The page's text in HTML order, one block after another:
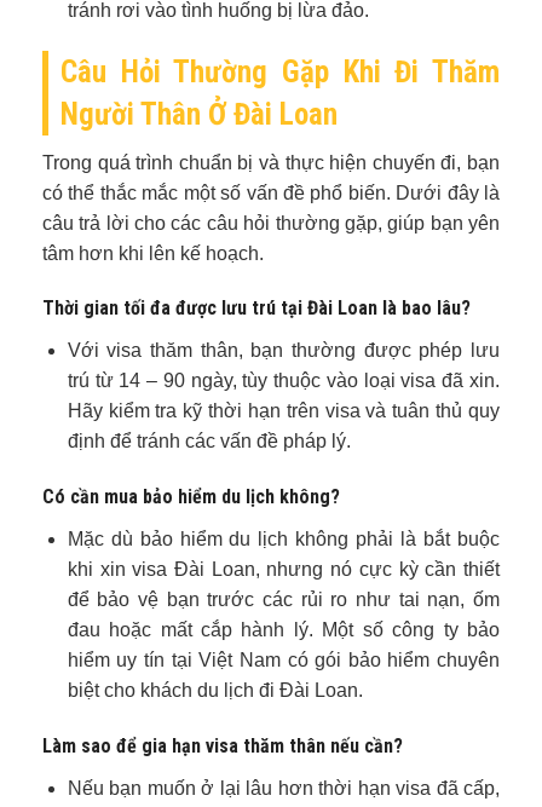
tránh rơi vào tình huống bị lừa đảo.
Câu Hỏi Thường Gặp Khi Đi Thăm
Người Thân Ở Đài Loan
Trong quá trình chuẩn bị và thực hiện chuyến đi, bạn
có thể thắc mắc một số vấn đề phổ biến. Dưới đây là
câu trả lời cho các câu hỏi thường gặp, giúp bạn yên
tâm hơn khi lên kế hoạch.
Thời gian tối đa được lưu trú tại Đài Loan là bao lâu?
Với visa thăm thân, bạn thường được phép lưu
trú từ 14 – 90 ngày, tùy thuộc vào loại visa đã xin.
Hãy kiểm tra kỹ thời hạn trên visa và tuân thủ quy
định để tránh các vấn đề pháp lý.
Có cần mua bảo hiểm du lịch không?
Mặc dù bảo hiểm du lịch không phải là bắt buộc
khi xin visa Đài Loan, nhưng nó cực kỳ cần thiết
để bảo vệ bạn trước các rủi ro như tai nạn, ốm
đau hoặc mất cắp hành lý. Một số công ty bảo
hiểm uy tín tại Việt Nam có gói bảo hiểm chuyên
biệt cho khách du lịch đi Đài Loan.
Làm sao để gia hạn visa thăm thân nếu cần?
Nếu bạn muốn ở lại lâu hơn thời hạn visa đã cấp,